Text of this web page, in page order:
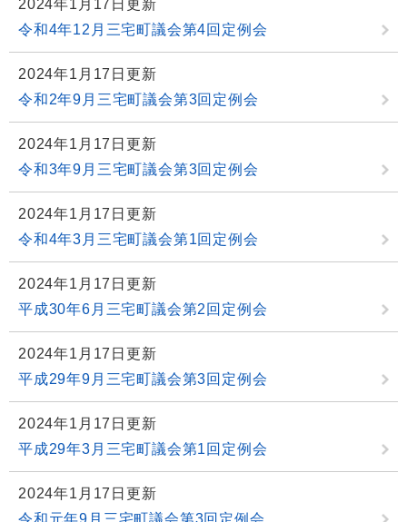
2024年1月17日更新
令和4年12月三宅町議会第4回定例会
2024年1月17日更新
令和2年9月三宅町議会第3回定例会
2024年1月17日更新
令和3年9月三宅町議会第3回定例会
2024年1月17日更新
令和4年3月三宅町議会第1回定例会
2024年1月17日更新
平成30年6月三宅町議会第2回定例会
2024年1月17日更新
平成29年9月三宅町議会第3回定例会
2024年1月17日更新
平成29年3月三宅町議会第1回定例会
2024年1月17日更新